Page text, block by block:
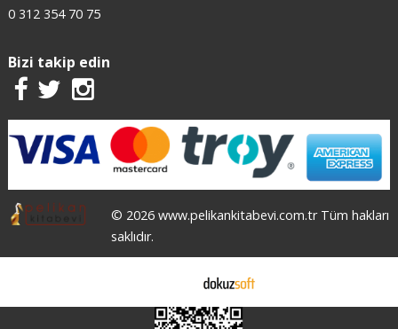
0 312 354 70 75
Bizi takip edin
© 2026 www.pelikankitabevi.com.tr Tüm hakları
saklıdır.